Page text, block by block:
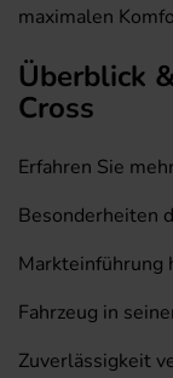
maximalen
Überblick
Cross
Erfahren Sie
Besonderheiten
Markteinführung
Fahrzeug in
Zuverlässigkeit